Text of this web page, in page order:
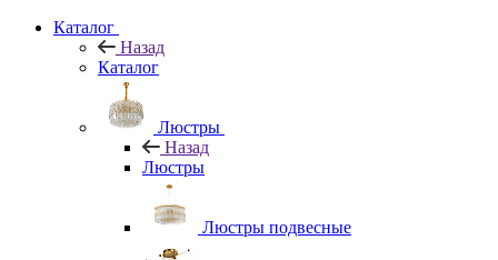
Каталог
Назад
Каталог
Люстры
Назад
Люстры
Люстры подвесные